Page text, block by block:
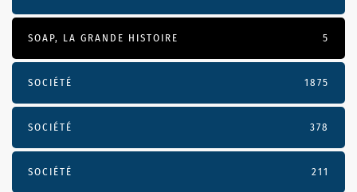
SOAP, LA GRANDE HISTOIRE 5
SOCIÉTÉ 1875
SOCIÉTÉ 378
SOCIÉTÉ 211